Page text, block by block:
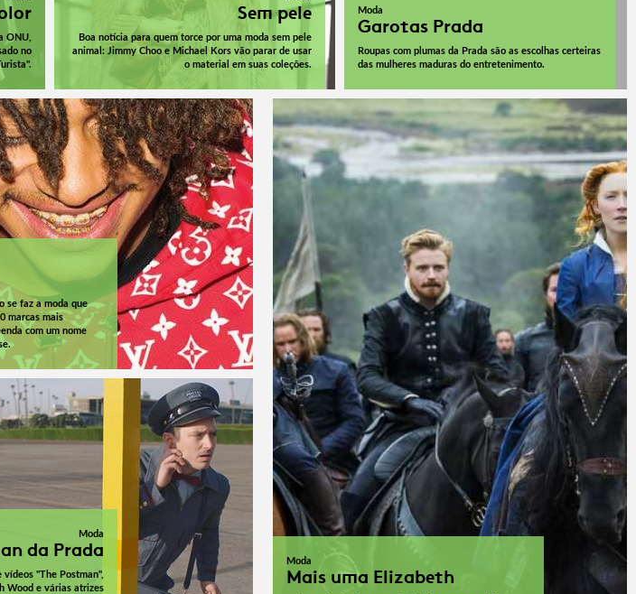
ONU,
no
Sem pele
Boa notícia para quem torce por uma moda sem pele
animal: Jimmy Choo e Michael Kors vão parar de usar
o material em suas coleções.
Moda
Garotas Prada
Roupas com plumas da Prada são as escolhas certeiras
das mulheres maduras do entretenimento.
se faz a moda que
marcas mais
com um nome
Moda
da Prada
"The Postman",
Wood e várias atrizes
Moda
Mais uma Elizabeth